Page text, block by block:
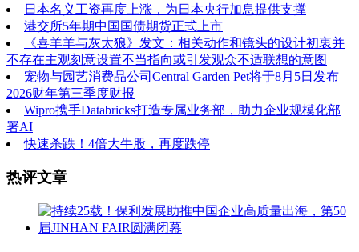
日本名义工资再度上涨，为日本央行加息提供支撑
港交所5年期中国国债期货正式上市
《喜羊羊与灰太狼》发文：相关动作和镜头的设计初衷并
不存在主观刻意设置不当指向或引发观众不适联想的意图
宠物与园艺消费品公司Central Garden Pet将于8月5日发布
2026财年第三季度财报
Wipro携手Databricks打造专属业务部，助力企业规模化部
署AI
快速杀跌！4倍大牛股，再度跌停
热评文章